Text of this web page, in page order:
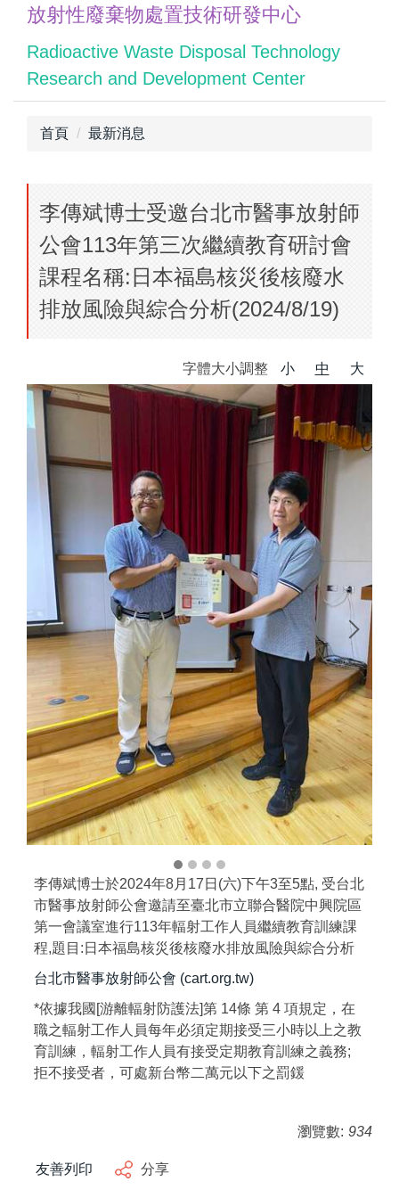
內
放射性廢棄物處置技術研發中心
Radioactive Waste Disposal Technology
Research and Development Center
首頁 最新消息
李傳斌博士受邀台北市醫事放射師
公會113年第三次繼續教育研討會
課程名稱:日本福島核災後核廢水
排放風險與綜合分析(2024/8/19)
字體大小調整 小 中 大
李傳斌博士於2024年8月17日(六)下午3至5點, 受台北
市醫事放射師公會邀請至臺北市立聯合醫院中興院區
第一會議室進行113年輻射工作人員繼續教育訓練課
程,題目:日本福島核災後核廢水排放風險與綜合分析
台北市醫事放射師公會 (cart.org.tw)
*依據我國[游離輻射防護法]第 14條 第 4 項規定，在
職之輻射工作人員每年必須定期接受三小時以上之教
育訓練，輻射工作人員有接受定期教育訓練之義務;
拒不接受者，可處新台幣二萬元以下之罰鍰
瀏覽數: 934
友善列印 分享